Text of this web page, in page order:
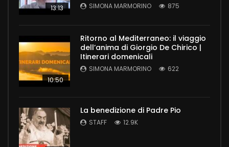
13:13 SIMONA MARMORINO 875
10:50
Ritorno al Mediterraneo: il viaggio
dell’anima di Giorgio De Chirico |
Itinerari domenicali
SIMONA MARMORINO 622
La benedizione di Padre Pio
STAFF 12.9K